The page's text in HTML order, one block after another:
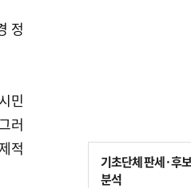
정
민
러
적
기초단체 판세·후보
분석